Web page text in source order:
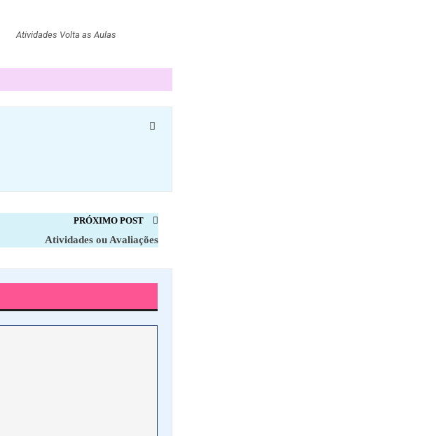
Atividades Volta as Aulas
PRÓXIMO POST
Atividades ou Avaliações